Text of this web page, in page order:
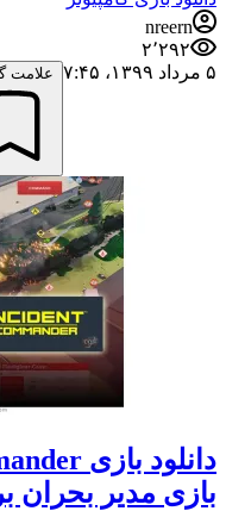
nreern
۲٬۲۹۲
۵ مرداد ۱۳۹۹،‏ ۷:۴۵
علامت
بازی مدیر بحران